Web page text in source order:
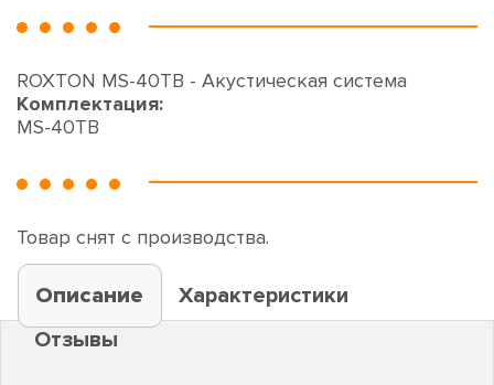
ROXTON MS-40TB - Акустическая система
Комплектация:
MS-40TB
Товар снят с производства.
Описание
Характеристики
Отзывы